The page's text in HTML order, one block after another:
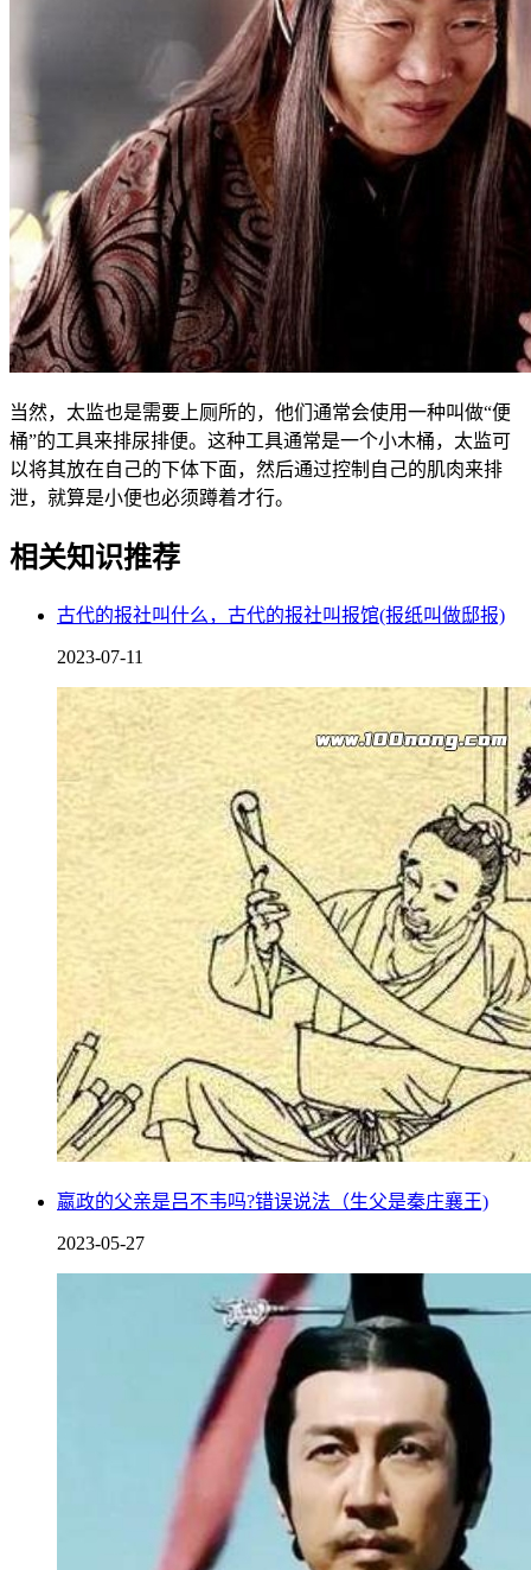
当然，太监也是需要上厕所的，他们通常会使用一种叫做“便
桶”的工具来排尿排便。这种工具通常是一个小木桶，太监可
以将其放在自己的下体下面，然后通过控制自己的肌肉来排
泄，就算是小便也必须蹲着才行。
相关知识推荐
古代的报社叫什么，古代的报社叫报馆(报纸叫做邸报)
2023-07-11
嬴政的父亲是吕不韦吗?错误说法（生父是秦庄襄王)
2023-05-27